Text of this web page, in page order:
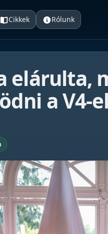
Cikkek Rólunk
elárulta,
a V4-